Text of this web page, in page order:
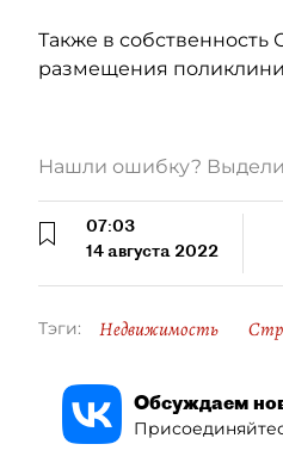
Также в собственность
размещения
Нашли ошибку?
07:03
14 августа 2022
Тэги: Недвижимость
Обсуждаем